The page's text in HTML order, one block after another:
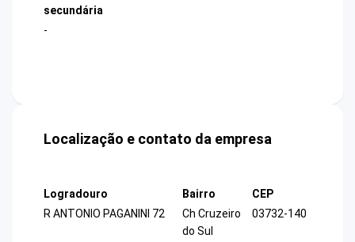
secundária
-
Localização e contato da empresa
Logradouro
R ANTONIO PAGANINI 72
Bairro
Ch Cruzeiro
do Sul
CEP
03732-140